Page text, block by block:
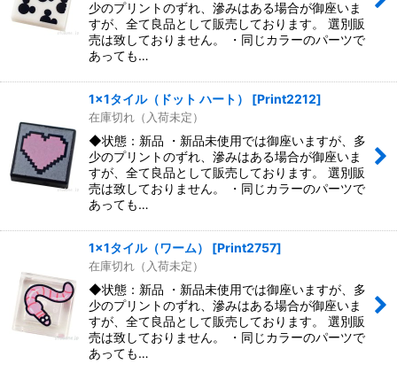
少のプリントのずれ、滲みはある場合が御座いま
すが、全て良品として販売しております。 選別販
売は致しておりません。 ・同じカラーのパーツで
あっても…
1x1タイル（ドット ハート） [Print2212]
在庫切れ（入荷未定）
◆状態：新品 ・新品未使用では御座いますが、多
少のプリントのずれ、滲みはある場合が御座いま
すが、全て良品として販売しております。 選別販
売は致しておりません。 ・同じカラーのパーツで
あっても…
1x1タイル（ワーム） [Print2757]
在庫切れ（入荷未定）
◆状態：新品 ・新品未使用では御座いますが、多
少のプリントのずれ、滲みはある場合が御座いま
すが、全て良品として販売しております。 選別販
売は致しておりません。 ・同じカラーのパーツで
あっても…